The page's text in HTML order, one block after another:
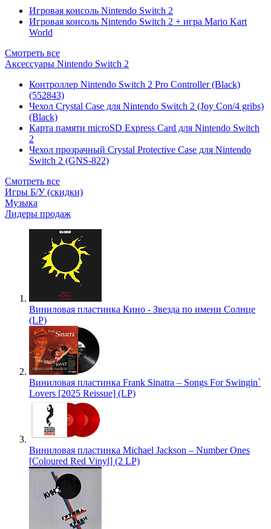
Игровая консоль Nintendo Switch 2
Игровая консоль Nintendo Switch 2 + игра Mario Kart
World
Смотреть все
Аксессуары Nintendo Switch 2
Контроллер Nintendo Switch 2 Pro Controller (Black)
(552843)
Чехол Сrystal Сase для Nintendo Switch 2 (Joy Con/4 gribs)
(Black)
Карта памяти microSD Express Card для Nintendo Switch
2
Чехол прозрачный Crystal Protective Case для Nintendo
Switch 2 (GNS-822)
Смотреть все
Игры Б/У (скидки)
Музыка
Лидеры продаж
Виниловая пластинка Кино - Звезда по имени Солнце
(LP)
Виниловая пластинка Frank Sinatra – Songs For Swingin`
Lovers [2025 Reissue] (LP)
Виниловая пластинка Michael Jackson – Number Ones
[Coloured Red Vinyl] (2 LP)